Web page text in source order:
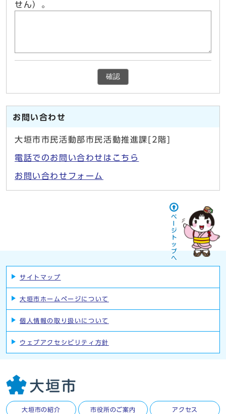
せん）。
確認
お問い合わせ
大垣市市民活動部市民活動推進課[2階]
電話でのお問い合わせはこちら
お問い合わせフォーム
サイトマップ
大垣市ホームページについて
個人情報の取り扱いについて
ウェブアクセシビリティ方針
大垣市の紹介 市役所のご案内 アクセス